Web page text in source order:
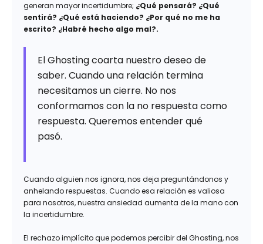
generan mayor incertidumbre; ¿Qué pensará? ¿Qué
sentirá? ¿Qué está haciendo? ¿Por qué no me ha
escrito? ¿Habré hecho algo mal?.
El Ghosting coarta nuestro deseo de
saber. Cuando una relación termina
necesitamos un cierre. No nos
conformamos con la no respuesta como
respuesta. Queremos entender qué
pasó.
Cuando alguien nos ignora, nos deja preguntándonos y
anhelando respuestas. Cuando esa relación es valiosa
para nosotros, nuestra ansiedad aumenta de la mano con
la incertidumbre.
El rechazo implícito que podemos percibir del Ghosting, nos